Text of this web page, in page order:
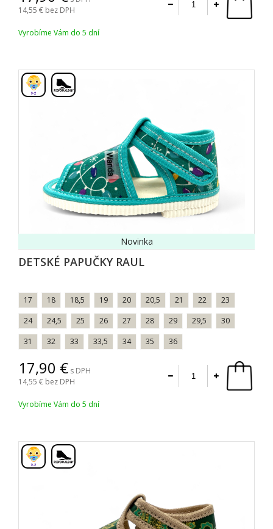
14,55 bez DPH
Vyrobíme Vám do 5 dní
DETSKÉ PAPUČKY RAUL
Novinka
17 18 18,5 19 20 20,5 21 22
23
24
24,5 25 26 27 28 29 29,5
30
31
32 33 33,5 34 35 36
17,90
s DPH
14,55 bez DPH
Vyrobíme Vám do 5 dní